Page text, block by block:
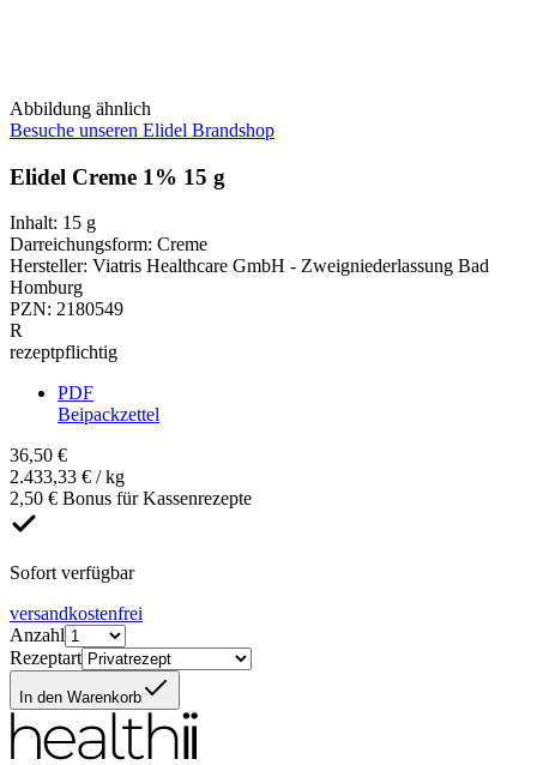
Abbildung ähnlich
Besuche unseren Elidel Brandshop
Elidel Creme 1% 15 g
Inhalt: 15 g
Darreichungsform: Creme
Hersteller: Viatris Healthcare GmbH - Zweigniederlassung Bad
Homburg
PZN: 2180549
R
rezeptpflichtig
PDF
Beipackzettel
36,50 €
2.433,33 € / kg
2,50 € Bonus für Kassenrezepte
Sofort verfügbar
versandkostenfrei
Anzahl
Rezeptart
In den Warenkorb